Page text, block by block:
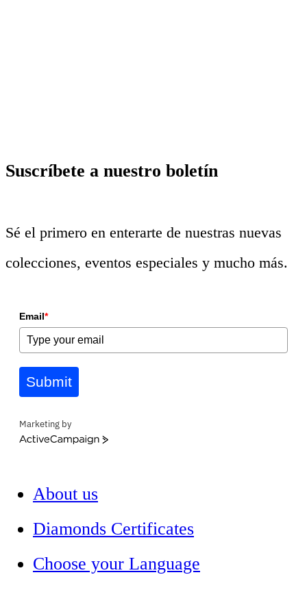
Suscríbete a nuestro boletín
Sé el primero en enterarte de nuestras nuevas
colecciones, eventos especiales y mucho más.
Email*
Submit
Marketing by
ActiveCampaign
About us
Diamonds Certificates
Choose your Language